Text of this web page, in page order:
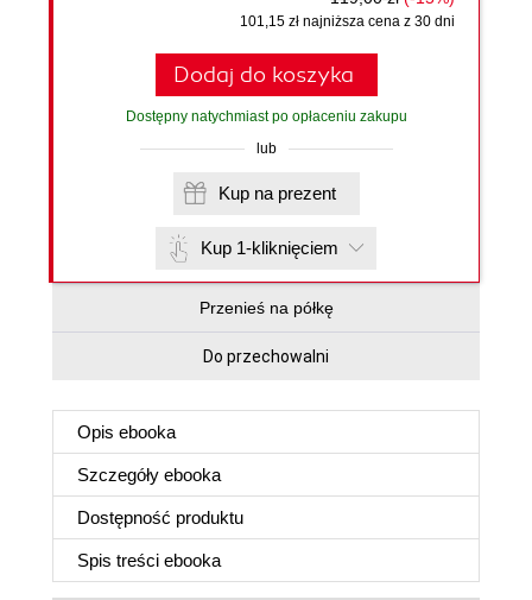
101,15 zł najniższa cena z 30 dni
Dodaj do koszyka
Dostępny natychmiast po opłaceniu zakupu
lub
Kup na prezent
Kup 1-kliknięciem
Przenieś na półkę
Do przechowalni
Opis ebooka
Szczegóły ebooka
Dostępność produktu
Spis treści ebooka